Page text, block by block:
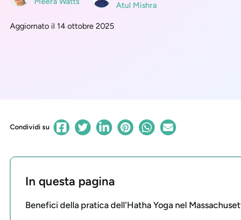
Atul Mishra
Aggiornato il 14 ottobre 2025
Condividi su
In questa pagina
Benefici della pratica dell'Hatha Yoga nel